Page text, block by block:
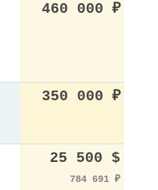
460 000 ₽
350 000 ₽
25 500 $
784 691 ₽